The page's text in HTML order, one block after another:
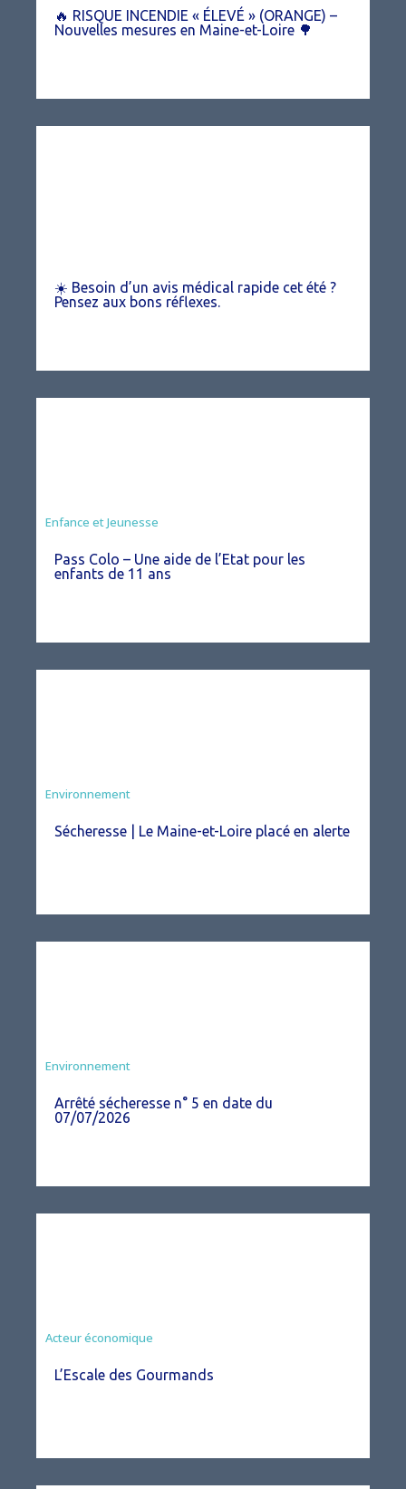
🔥 RISQUE INCENDIE « ÉLEVÉ » (ORANGE) –
Nouvelles mesures en Maine-et-Loire 🌳
☀️ Besoin d’un avis médical rapide cet été ?
Pensez aux bons réflexes.
Animation
Enfance et Jeunesse
Pass Colo – Une aide de l’Etat pour les
enfants de 11 ans
Environnement
Sécheresse | Le Maine-et-Loire placé en alerte
Agriculture
Environnement
Arrêté sécheresse n° 5 en date du
07/07/2026
Acteur économique
L’Escale des Gourmands